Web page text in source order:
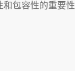
包容性的重要